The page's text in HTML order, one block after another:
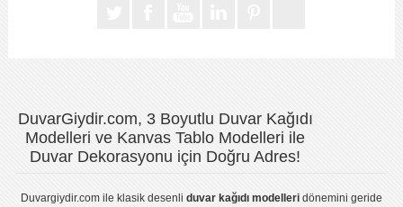
DuvarGiydir.com, 3 Boyutlu Duvar Kağıdı
Modelleri ve Kanvas Tablo Modelleri ile
Duvar Dekorasyonu için Doğru Adres!
Duvargiydir.comile klasik desenli duvar kağıdı modelleridönemini geride